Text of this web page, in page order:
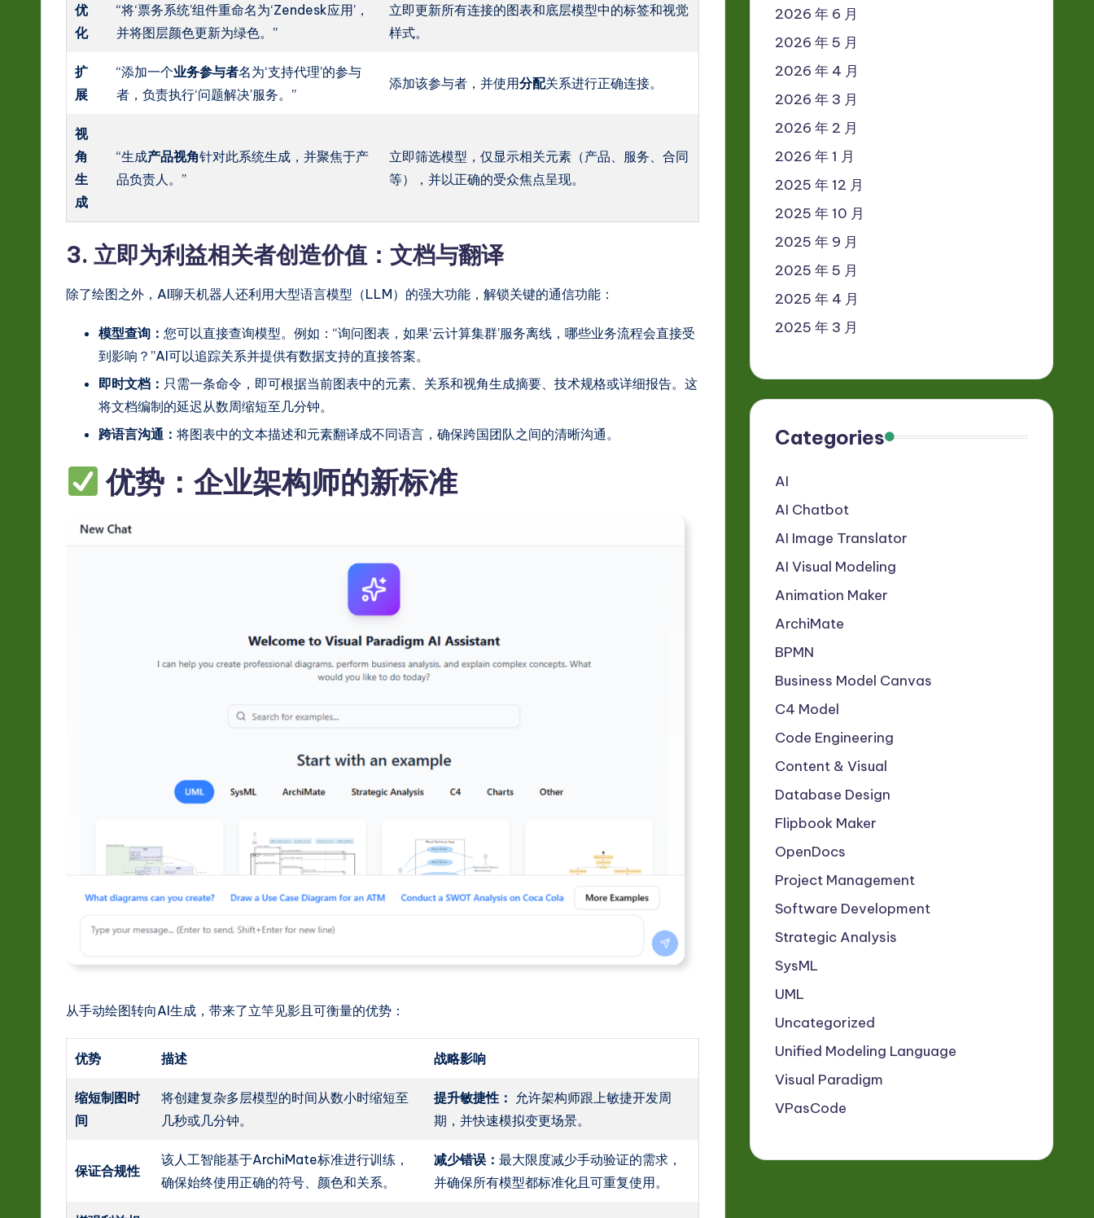
优
化
“将‘票务系统’组件重命名为‘Zendesk应用’，
并将图层颜色更新为绿色。”
立即更新所有连接的图表和底层模型中的标签和视觉
样式。
扩
展
“添加一个业务参与者名为‘支持代理’的参与
者，负责执行‘问题解决’服务。”
添加该参与者，并使用分配关系进行正确连接。
视
角
生
成
“生成产品视角针对此系统生成，并聚焦于产
品负责人。”
立即筛选模型，仅显示相关元素（产品、服务、合同
等），并以正确的受众焦点呈现。
3. 立即为利益相关者创造价值：文档与翻译
除了绘图之外，AI聊天机器人还利用大型语言模型（LLM）的强大功能，解锁关键的通信功能：
模型查询： 您可以直接查询模型。例如：“询问图表，如果‘云计算集群’服务离线，哪些业务流程会直接受
到影响？”AI可以追踪关系并提供有数据支持的直接答案。
即时文档： 只需一条命令，即可根据当前图表中的元素、关系和视角生成摘要、技术规格或详细报告。这
将文档编制的延迟从数周缩短至几分钟。
跨语言沟通： 将图表中的文本描述和元素翻译成不同语言，确保跨国团队之间的清晰沟通。
优势：企业架构师的新标准
从手动绘图转向AI生成，带来了立竿见影且可衡量的优势：
优势 描述 战略影响
缩短制图时
间
将创建复杂多层模型的时间从数小时缩短至
几秒或几分钟。
提升敏捷性： 允许架构师跟上敏捷开发周
期，并快速模拟变更场景。
保证合规性
该人工智能基于ArchiMate标准进行训练，
确保始终使用正确的符号、颜色和关系。
减少错误：最大限度减少手动验证的需求，
并确保所有模型都标准化且可重复使用。
2026 年 6 月
2026 年 5 月
2026 年 4 月
2026 年 3 月
2026 年 2 月
2026 年 1 月
2025 年 12 月
2025 年 10 月
2025 年 9 月
2025 年 5 月
2025 年 4 月
2025 年 3 月
Categories
AI
AI Chatbot
AI Image Translator
AI Visual Modeling
Animation Maker
ArchiMate
BPMN
Business Model Canvas
C4 Model
Code Engineering
Content & Visual
Database Design
Flipbook Maker
OpenDocs
Project Management
Software Development
Strategic Analysis
SysML
UML
Uncategorized
Unified Modeling Language
Visual Paradigm
VPasCode